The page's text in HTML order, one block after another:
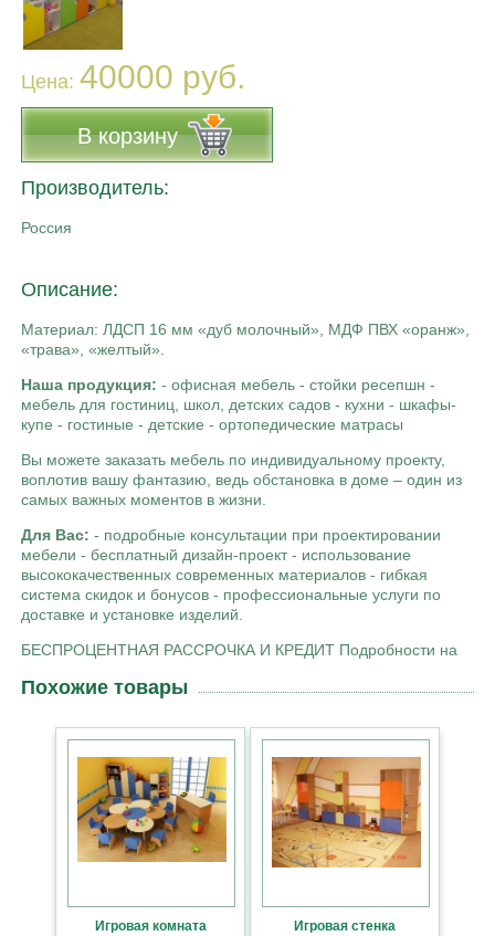
Цена: 40000 руб.
В корзину
Производитель:
Россия
Описание:
Материал: ЛДСП 16 мм «дуб молочный», МДФ ПВХ «оранж»,
«трава», «желтый».
Наша продукция: - офисная мебель - стойки ресепшн -
мебель для гостиниц, школ, детских садов - кухни - шкафы-
купе - гостиные - детские - ортопедические матрасы
Вы можете заказать мебель по индивидуальному проекту,
воплотив вашу фантазию, ведь обстановка в доме – один из
самых важных моментов в жизни.
Для Вас: - подробные консультации при проектировании
мебели - бесплатный дизайн-проект - использование
высококачественных современных материалов - гибкая
система скидок и бонусов - профессиональные услуги по
доставке и установке изделий.
БЕСПРОЦЕНТНАЯ РАССРОЧКА И КРЕДИТ Подробности на
Похожие товары
Игровая комната Игровая стенка